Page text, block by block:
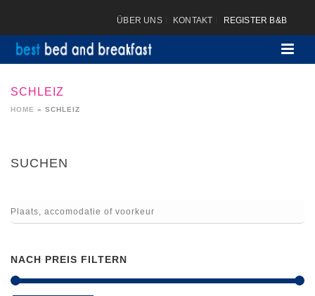
ÜBER UNS KONTAKT REGISTER B&B
SCHLEIZ
HOME » SCHLEIZ
SUCHEN
NACH PREIS FILTERN